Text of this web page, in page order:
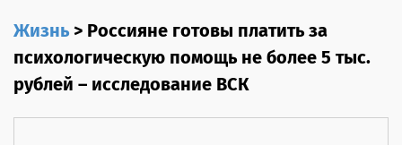
Жизнь>Россияне готовы платить за
психологическую помощь не более 5 тыс.
рублей – исследование ВСК